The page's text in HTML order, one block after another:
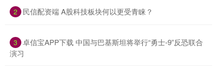
2 ​民信配资端 A股科技板块何以更受青睐？
3 ​卓信宝APP下载 中国与巴基斯坦将举行“勇士-9”反恐联合
演习